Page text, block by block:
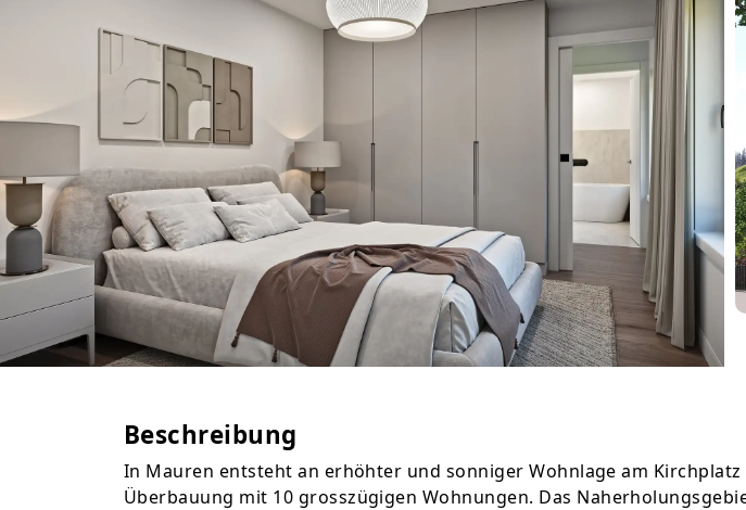
Beschreibung
In Mauren entsteht an erhöhter und sonniger Wohnlage am Kirchplatz
Überbauung mit 10 grosszügigen Wohnungen. Das